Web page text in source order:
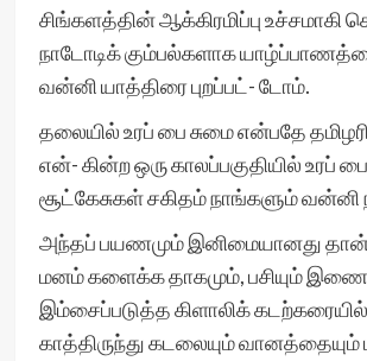
சிங்களத்தின் ஆக்கிரமிப்பு உச்சமாகி
நாடோடிக் கும்பல்களாக
வன்னி யாத்திரை புறப்பட்- டோம்.
தலையில் உரப் பை சுமை என்பதே
என்- கின்ற ஒரு காலப்பகுதியில் உரப்
சூட்கேசுகள் சகிதம் நாங்களும்
அந்தப் பயணமும் இனிமையானது
மனம் களைக்க தாகமும், பசியும்
இம்சைப்படுத்த கிளாலிக்
காத்திருந்து கடலையும் வானத்தையும்